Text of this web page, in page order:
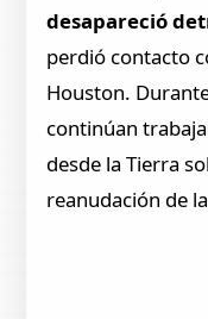
desapareció
perdió contacto
Houston.
continúan
desde la Tierra
reanudación de